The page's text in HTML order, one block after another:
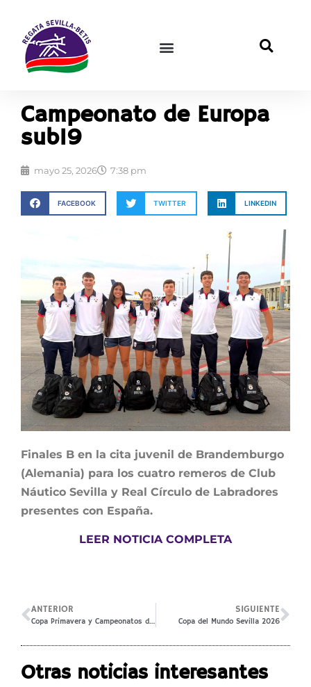
Campeonato de Europa
sub19
mayo 25, 2026 7:38 pm
FACEBOOK TWITTER LINKEDIN
Finales B en la cita juvenil de Brandemburgo
(Alemania) para los cuatro remeros de Club
Náutico Sevilla y Real Círculo de Labradores
presentes con España.
LEER NOTICIA COMPLETA
ANTERIOR
Copa Primavera y Campeonatos de España universitarios
SIGUIENTE
Copa del Mundo Sevilla 2026
Otras noticias interesantes